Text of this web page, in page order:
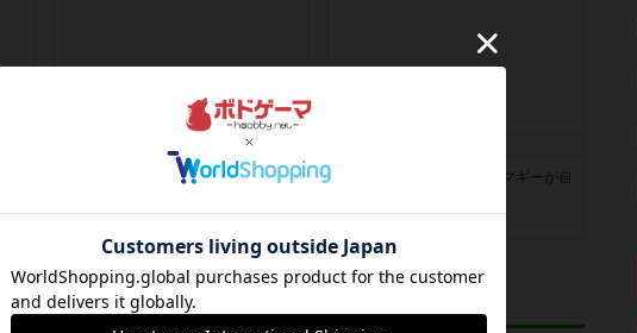
ライズ・オブ・トライブズ
Breaking Gamesの『Rise of
1903年にエリザベス・マギーが自